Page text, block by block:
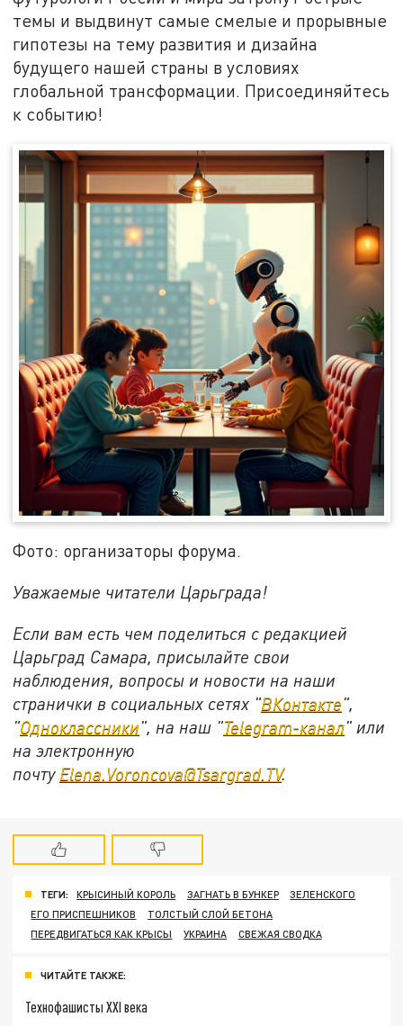
темы и выдвинут самые смелые и прорывные
гипотезы на тему развития и дизайна
будущего нашей страны в условиях
глобальной трансформации. Присоединяйтесь
к событию!
Фото: организаторы форума.
Уважаемые читатели Царьграда!
Если вам есть чем поделиться с редакцией
Царьград Самара, присылайте свои
наблюдения, вопросы и новости на наши
странички в социальных сетях "ВКонтакте",
"Одноклассники", на наш "Telegram-канал" или
на электронную
почту Elena.Voroncova@Tsargrad.TV.
ТЕГИ: КРЫСИНЫЙ КОРОЛЬ ЗАГНАТЬ В БУНКЕР
ЗЕЛЕНСКОГО
ЕГО ПРИСПЕШНИКОВ
ТОЛСТЫЙ СЛОЙ БЕТОНА
ПЕРЕДВИГАТЬСЯ КАК КРЫСЫ
УКРАИНА СВЕЖАЯ СВОДКА
ЧИТАЙТЕ ТАКЖЕ:
Технофашисты XXI века